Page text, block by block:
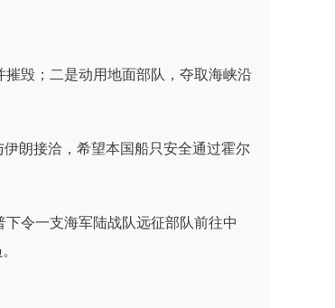
毁；二是动用地面部队，夺取海峡沿
朗接洽，希望本国船只安全通过霍尔
令一支海军陆战队远征部队前往中